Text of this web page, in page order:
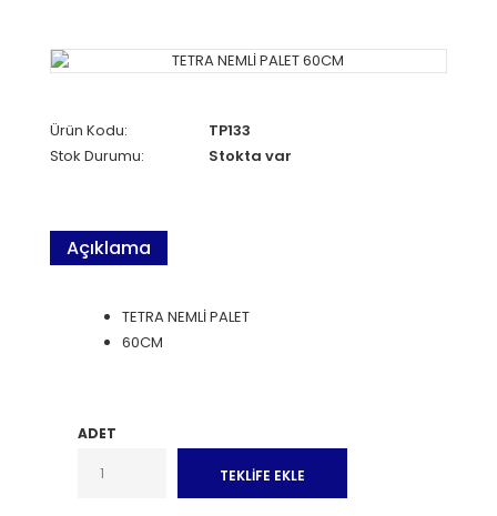
Ürün Kodu:
TP133
Stok Durumu:
Stokta var
Açıklama
TETRA NEMLİ PALET
60CM
ADET